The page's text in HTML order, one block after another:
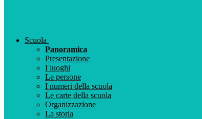
Scuola
Panoramica
Presentazione
I luoghi
Le persone
I numeri della scuola
Le carte della scuola
Organizzazione
La storia